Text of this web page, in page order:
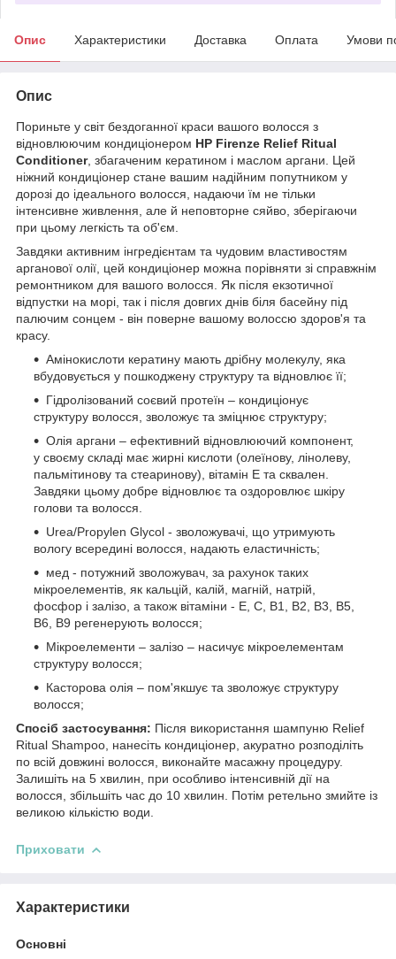
Опис Характеристики Доставка Оплата Умови
Опис
Пориньте у світ бездоганної краси вашого волосся з
відновлюючим кондиціонером HP Firenze Relief Ritual
Conditioner, збагаченим кератином і маслом аргани. Цей
ніжний кондиціонер стане вашим надійним попутником у
дорозі до ідеального волосся, надаючи їм не тільки
інтенсивне живлення, але й неповторне сяйво, зберігаючи
при цьому легкість та об'єм.
Завдяки активним інгредієнтам та чудовим властивостям
арганової олії, цей кондиціонер можна порівняти зі справжнім
ремонтником для вашого волосся. Як після екзотичної
відпустки на морі, так і після довгих днів біля басейну під
палючим сонцем - він поверне вашому волоссю здоров'я та
красу.
Амінокислоти кератину мають дрібну молекулу, яка
вбудовується у пошкоджену структуру та відновлює її;
Гідролізований соєвий протеїн – кондиціонує
структуру волосся, зволожує та зміцнює структуру;
Олія аргани – ефективний відновлюючий компонент,
у своєму складі має жирні кислоти (олеїнову, лінолеву,
пальмітинову та стеаринову), вітамін Е та сквален.
Завдяки цьому добре відновлює та оздоровлює шкіру
голови та волосся.
Urea/Propylen Glycol - зволожувачі, що утримують
вологу всередині волосся, надають еластичність;
мед - потужний зволожувач, за рахунок таких
мікроелементів, як кальцій, калій, магній, натрій,
фосфор і залізо, а також вітаміни - Е, С, В1, В2, В3, В5,
В6, В9 регенерують волосся;
Мікроелементи – залізо – насичує мікроелементам
структуру волосся;
Касторова олія – пом'якшує та зволожує структуру
волосся;
Спосіб застосування: Після використання шампуню Relief
Ritual Shampoo, нанесіть кондиціонер, акуратно розподіліть
по всій довжині волосся, виконайте масажну процедуру.
Залишіть на 5 хвилин, при особливо інтенсивній дії на
волосся, збільшіть час до 10 хвилин. Потім ретельно змийте із
великою кількістю води.
Приховати
Характеристики
Основні